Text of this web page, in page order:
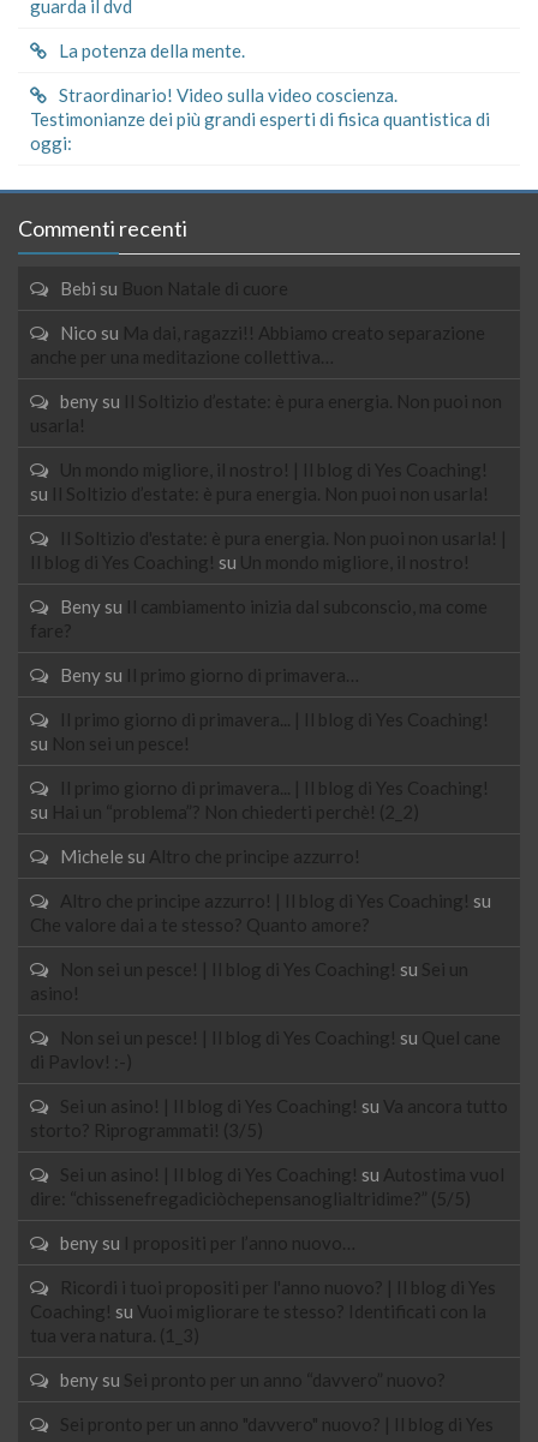
guarda il dvd
La potenza della mente.
Straordinario! Video sulla video coscienza.
Testimonianze dei più grandi esperti di fisica quantistica di
oggi:
Commenti recenti
Bebi su Buon Natale di cuore
Nico su
Ma dai, ragazzi!! Abbiamo creato separazione
anche per una meditazione collettiva…
beny su
Il Soltizio d’estate: è pura energia. Non puoi non
usarla!
Un mondo migliore, il nostro! | Il blog di Yes Coaching!
su
Il Soltizio d’estate: è pura energia. Non puoi non usarla!
Il Soltizio d'estate: è pura energia. Non puoi non usarla! |
Il blog di Yes Coaching! su Un mondo migliore, il nostro!
Beny su
Il cambiamento inizia dal subconscio, ma come
fare?
Beny su Il primo giorno di primavera…
Il primo giorno di primavera... | Il blog di Yes Coaching!
su
Non sei un pesce!
Il primo giorno di primavera... | Il blog di Yes Coaching!
su
Hai un “problema”? Non chiederti perchè! (2_2)
Michele su Altro che principe azzurro!
Altro che principe azzurro! | Il blog di Yes Coaching! su
Che valore dai a te stesso? Quanto amore?
Non sei un pesce! | Il blog di Yes Coaching! su Sei un
asino!
Non sei un pesce! | Il blog di Yes Coaching! su
Quel cane
di Pavlov! :-)
Sei un asino! | Il blog di Yes Coaching! su Va ancora tutto
storto? Riprogrammati! (3/5)
Sei un asino! | Il blog di Yes Coaching! su
Autostima vuol
dire: “chissenefregadiciòchepensanoglialtridime?” (5/5)
beny su I propositi per l’anno nuovo…
Ricordi i tuoi propositi per l'anno nuovo? | Il blog di Yes
Coaching! su Vuoi migliorare te stesso? Identificati con la
tua vera natura. (1_3)
beny su Sei pronto per un anno “davvero” nuovo?
Sei pronto per un anno "davvero" nuovo? | Il blog di Yes